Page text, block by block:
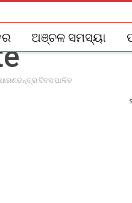
ଅଞ୍ଚଳ ସମସ୍ୟା
ଦିବସ ପାଳିତ